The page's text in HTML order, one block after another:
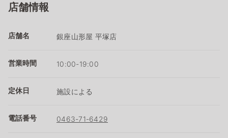
店舗情報
店舗名 銀座山形屋 平塚店
営業時間 10:00-19:00
定休日 施設による
電話番号 0463-71-6429